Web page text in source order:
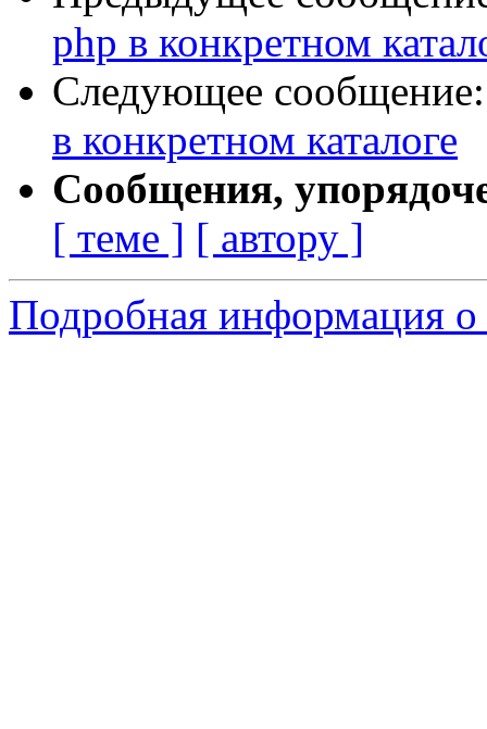
php в конкретном
Следующее
в конкретном каталоге
Сообщения,
[ теме ] [ автору ]
Подробная информация